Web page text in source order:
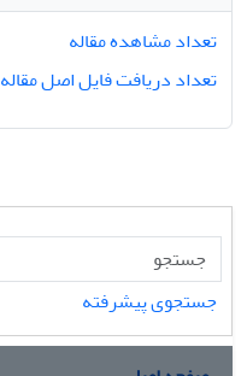
تعداد مشاهده مقاله
تعداد دریافت فایل اصل مقاله
جستجوی پیشرفته